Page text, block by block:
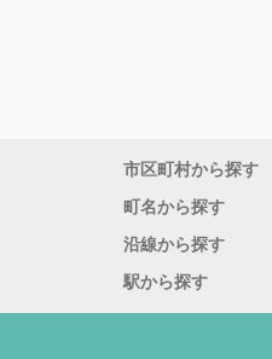
市区町村から探す
町名から探す
沿線から探す
駅から探す